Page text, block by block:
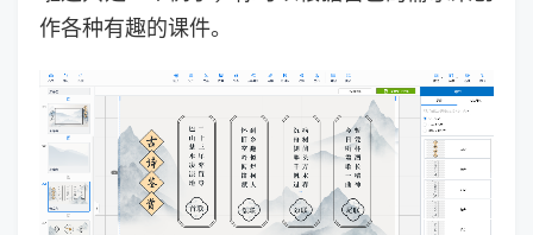
作各种有趣的课件。